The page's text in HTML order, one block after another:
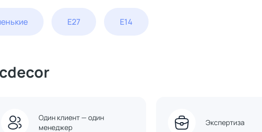
E27 E14
Один клиент — один
менеджер
Экспертиза